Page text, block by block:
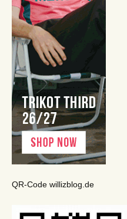
QR-Code willizblog.de